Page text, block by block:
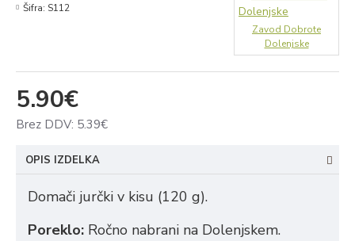
5.90€
Brez DDV: 5.39€
Šifra: S112
Zavod Dobrote
Dolenjske
OPIS IZDELKA
Domači jurčki v kisu (120 g).
Poreklo: Ročno nabrani na Dolenjskem.